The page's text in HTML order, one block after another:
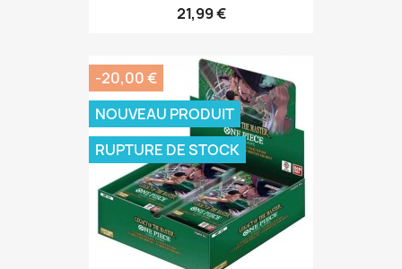
21,99 €
-20,00 €
NOUVEAU PRODUIT
RUPTURE DE STOCK